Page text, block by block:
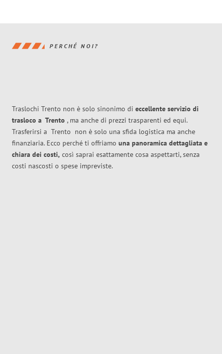
PERCHÉ NOI?
Traslochi Trento non è solo sinonimo di eccellente servizio di
trasloco a Trento , ma anche di prezzi trasparenti ed equi.
Trasferirsi a Trento non è solo una sfida logistica ma anche
finanziaria. Ecco perché ti offriamo una panoramica dettagliata e
chiara dei costi, così saprai esattamente cosa aspettarti, senza
costi nascosti o spese impreviste.